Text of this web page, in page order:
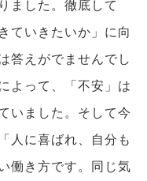
ました。徹底して
ていきたいか」に向
答えがでませんでし
よって、「不安」は
いました。そして今
人に喜ばれ、自分も
働き方です。同じ気